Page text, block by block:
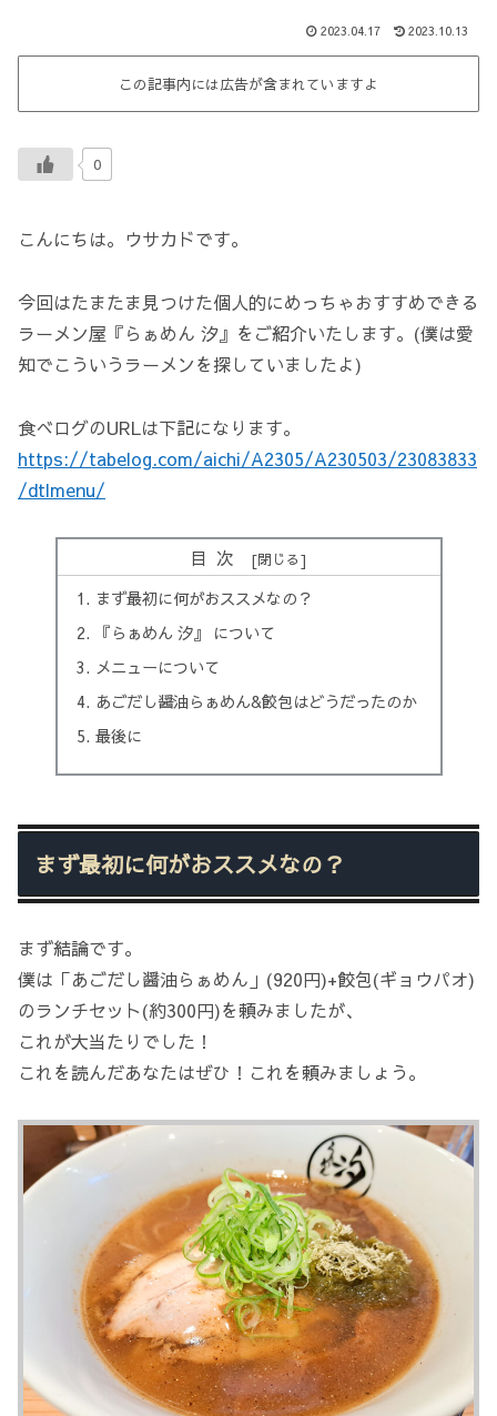
2023.04.17 2023.10.13
この記事内には広告が含まれていますよ
0
こんにちは。ウサカドです。
今回はたまたま見つけた個人的にめっちゃおすすめできる
ラーメン屋『らぁめん 汐』をご紹介いたします。(僕は愛
知でこういうラーメンを探していましたよ)
食べログのURLは下記になります。
https://tabelog.com/aichi/A2305/A230503/23083833
/dtlmenu/
目次
まず最初に何がおススメなの？
『らぁめん 汐』 について
メニューについて
あごだし醤油らぁめん&餃包はどうだったのか
最後に
まず最初に何がおススメなの？
まず結論です。
僕は「あごだし醤油らぁめん」(920円)+餃包(ギョウパオ)
のランチセット(約300円)を頼みましたが、
これが大当たりでした！
これを読んだあなたはぜひ！これを頼みましょう。